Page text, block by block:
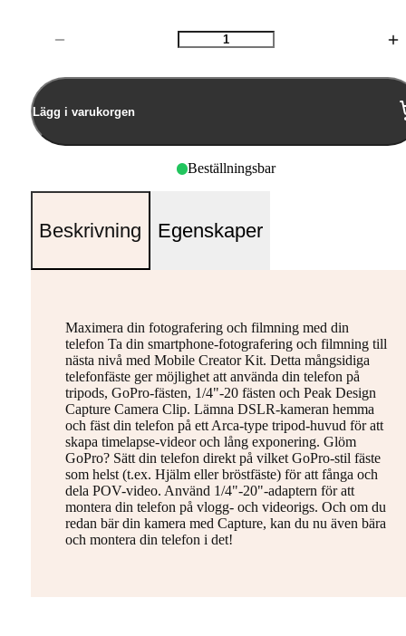
Antal
Lägg i varukorgen
Beställningsbar
Beskrivning Egenskaper
Maximera din fotografering och filmning med din
telefon Ta din smartphone-fotografering och filmning till
nästa nivå med Mobile Creator Kit. Detta mångsidiga
telefonfäste ger möjlighet att använda din telefon på
tripods, GoPro-fästen, 1/4"-20 fästen och Peak Design
Capture Camera Clip. Lämna DSLR-kameran hemma
och fäst din telefon på ett Arca-type tripod-huvud för att
skapa timelapse-videor och lång exponering. Glöm
GoPro? Sätt din telefon direkt på vilket GoPro-stil fäste
som helst (t.ex. Hjälm eller bröstfäste) för att fånga och
dela POV-video. Använd 1/4"-20"-adaptern för att
montera din telefon på vlogg- och videorigs. Och om du
redan bär din kamera med Capture, kan du nu även bära
och montera din telefon i det!